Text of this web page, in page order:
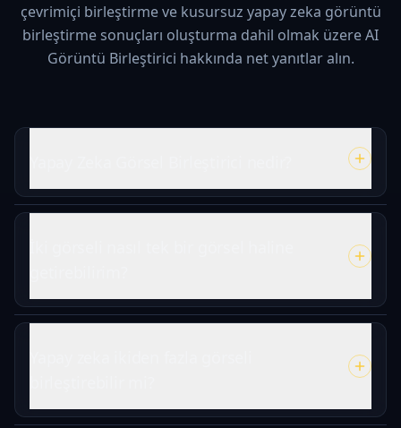
çevrimiçi birleştirme ve kusursuz yapay zeka görüntü
birleştirme sonuçları oluşturma dahil olmak üzere AI
Görüntü Birleştirici hakkında net yanıtlar alın.